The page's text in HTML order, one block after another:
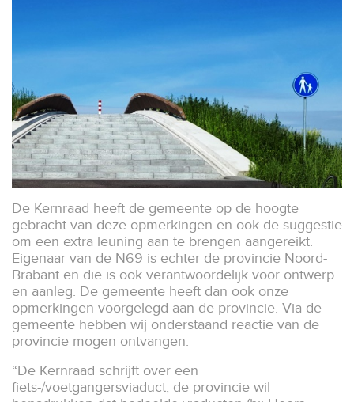
De Kernraad heeft de gemeente op de hoogte
gebracht van deze opmerkingen en ook de suggestie
om een extra leuning aan te brengen aangereikt.
Eigenaar van de N69 is echter de provincie Noord-
Brabant en die is ook verantwoordelijk voor ontwerp
en aanleg. De gemeente heeft dan ook onze
opmerkingen voorgelegd aan de provincie. Via de
gemeente hebben wij onderstaand reactie van de
provincie mogen ontvangen.
“De Kernraad schrijft over een
fiets-/voetgangersviaduct; de provincie wil